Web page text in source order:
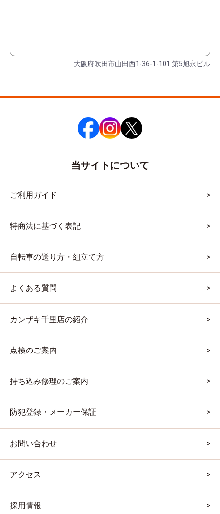
大阪府吹田市山田西1-36-1-101 第5旭永ビル
当サイトについて
ご利用ガイド
特商法に基づく表記
自転車の送り方・組立て方
よくある質問
カンザキ千里店の紹介
点検のご案内
持ち込み修理のご案内
防犯登録・メーカー保証
お問い合わせ
アクセス
採用情報